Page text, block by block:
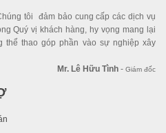
tôi đảm bảo cung cấp các dịch vụ
Quý vị khách hàng, hy vọng mang lại
thao góp phần vào sự nghiệp xây
Mr. Lê Hữu Tình - Giám đốc